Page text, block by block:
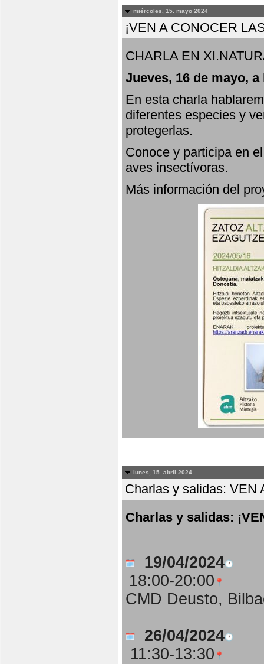
miércoles, 15. mayo 2024
¡VEN A CONOCER
CHARLA EN
Jueves, 16 de mayo,
En esta charla
diferentes especies y
protegerlas.
Conoce y participa en
aves insectívoras.
Más información del
lunes, 15. abril 2024
Charlas y salidas: VEN
Charlas y salidas:
19/04/2024
18:00-20:00
CMD Deusto,
26/04/2024
11:30-13:30